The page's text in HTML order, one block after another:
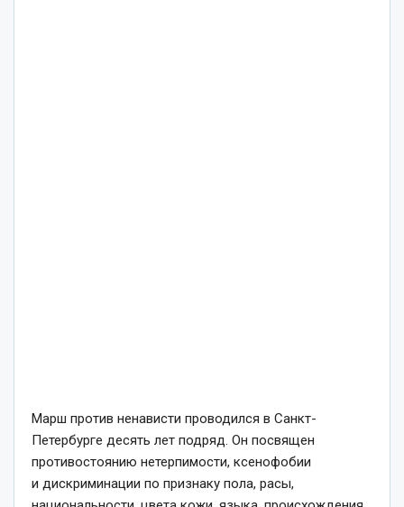
Марш против ненависти проводился в Санкт-
Петербурге десять лет подряд. Он посвящен
противостоянию нетерпимости, ксенофобии
и дискриминации по признаку пола, расы,